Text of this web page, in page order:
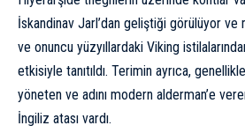
İskandinav Jarl’dan geliştiği görülüyor
ve onuncu yüzyıllardaki Viking
etkisiyle tanıtıldı. Terimin ayrıca,
yöneten ve adını modern alderman’e
İngiliz atası vardı.